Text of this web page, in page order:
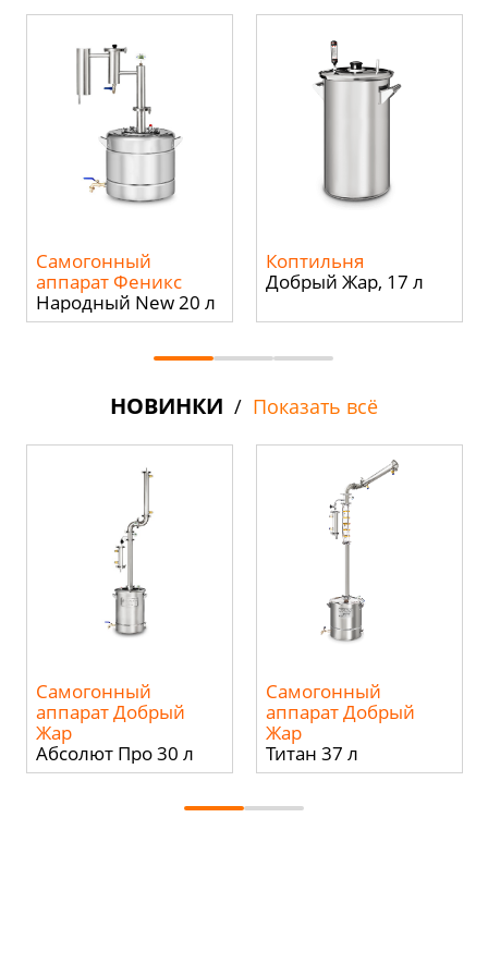
Самогонный
аппарат Феникс
Народный New 20 л
Коптильня
Добрый Жар, 17 л
НОВИНКИ / Показать всё
Самогонный
аппарат Добрый
Жар
Абсолют Про 30 л
Самогонный
аппарат Добрый
Жар
Титан 37 л